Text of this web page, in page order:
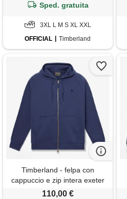
Sped. gratuita
3XL L M S XL XXL
OFFICIAL
Timberland
Timberland - felpa con
cappuccio e zip intera exeter
river da uomo in blu scuro,
110,00 €